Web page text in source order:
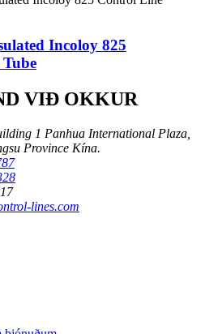
Incoloy 825
VIÐ OKKUR
1 Panhua International Plaza,
Province Kína.
lines.com